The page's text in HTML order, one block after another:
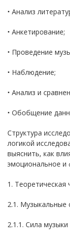
• Анализ
• Анкетирование;
• Проведение
• Наблюдение;
• Анализ и
• Обобщение
Структура
логикой
выяснить, как
эмоциональное и
1. Теоретическая
2.1. Музыкальные
2.1.1. Сила музыки